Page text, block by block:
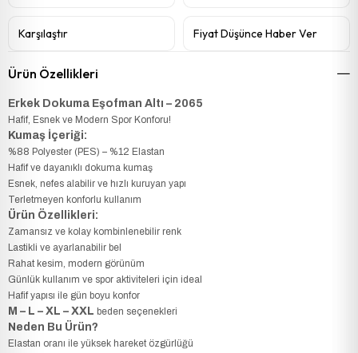
Karşılaştır Fiyat Düşünce Haber Ver
Ürün Özellikleri
Erkek Dokuma Eşofman Altı – 2065
Hafif, Esnek ve Modern Spor Konforu!
Kumaş İçeriği:
%88 Polyester (PES) – %12 Elastan
Hafif ve dayanıklı dokuma kumaş
Esnek, nefes alabilir ve hızlı kuruyan yapı
Terletmeyen konforlu kullanım
Ürün Özellikleri:
Zamansız ve kolay kombinlenebilir renk
Lastikli ve ayarlanabilir bel
Rahat kesim, modern görünüm
Günlük kullanım ve spor aktiviteleri için ideal
Hafif yapısı ile gün boyu konfor
M – L – XL – XXL beden seçenekleri
Neden Bu Ürün?
Elastan oranı ile yüksek hareket özgürlüğü